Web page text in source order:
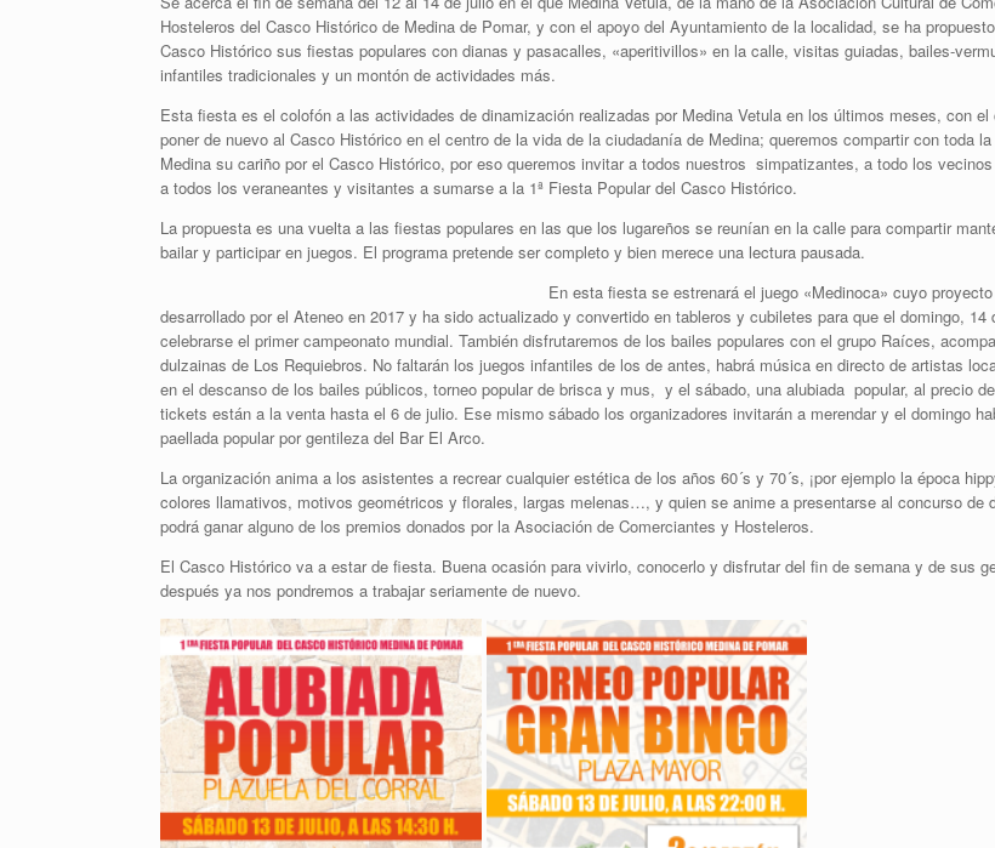
Hosteleros del Casco Histórico de Medina de Pomar, y con el apoyo del Ayuntamiento de la localidad, se ha
Casco Histórico sus fiestas populares con dianas y pasacalles, «aperitivillos» en la calle, visitas guiadas, bailes-
infantiles tradicionales y un montón de actividades más.
Esta fiesta es el colofón a las actividades de dinamización realizadas por Medina Vetula en los últimos meses, con el
poner de nuevo al Casco Histórico en el centro de la vida de la ciudadanía de Medina; queremos compartir con toda
Medina su cariño por el Casco Histórico, por eso queremos invitar a todos nuestros simpatizantes, a todo los
a todos los veraneantes y visitantes a sumarse a la 1ª Fiesta Popular del Casco Histórico.
La propuesta es una vuelta a las fiestas populares en las que los lugareños se reunían en la calle para compartir
bailar y participar en juegos. El programa pretende ser completo y bien merece una lectura pausada.
En esta fiesta se estrenará el juego «Medinoca» cuyo
desarrollado por el Ateneo en 2017 y ha sido actualizado y convertido en tableros y cubiletes para que el domingo, 14
celebrarse el primer campeonato mundial. También disfrutaremos de los bailes populares con el grupo Raíces,
dulzainas de Los Requiebros. No faltarán los juegos infantiles de los de antes, habrá música en directo de artistas
en el descanso de los bailes públicos, torneo popular de brisca y mus, y el sábado, una alubiada popular, al precio
tickets están a la venta hasta el 6 de julio. Ese mismo sábado los organizadores invitarán a merendar y el domingo
paellada popular por gentileza del Bar El Arco.
La organización anima a los asistentes a recrear cualquier estética de los años 60´s y 70´s, ¡por ejemplo la época
colores llamativos, motivos geométricos y florales, largas melenas…, y quien se anime a presentarse al concurso de
podrá ganar alguno de los premios donados por la Asociación de Comerciantes y Hosteleros.
El Casco Histórico va a estar de fiesta. Buena ocasión para vivirlo, conocerlo y disfrutar del fin de semana y de sus
después ya nos pondremos a trabajar seriamente de nuevo.